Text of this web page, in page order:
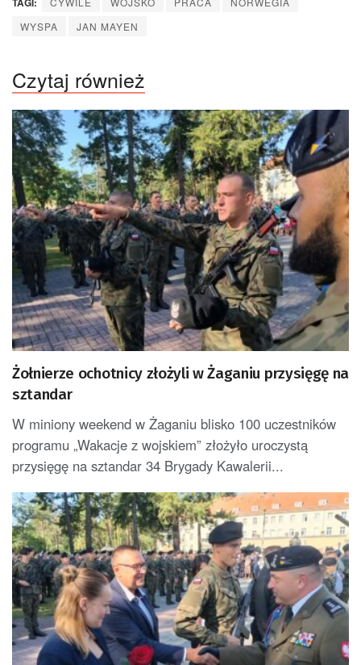
WYSPA
JAN MAYEN
Czytaj również
Żołnierze ochotnicy złożyli w Żaganiu przysięgę na
sztandar
W miniony weekend w Żaganiu blisko 100 uczestników
programu „Wakacje z wojskiem” złożyło uroczystą
przysięgę na sztandar 34 Brygady Kawalerii...